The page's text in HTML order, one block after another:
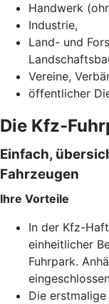
Handwerk
Industrie,
Land- und
Vereine,
öffentlicher
Die Kfz-
Einfach,
Fahrzeugen
Ihre Vorteile
In der Kfz-
einheitlicher
Fuhrpark.
Die